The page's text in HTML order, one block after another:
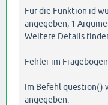
Für die Funktion id
angegeben, 1
Weitere Details
Fehler im
Im Befehl question()
angegeben.